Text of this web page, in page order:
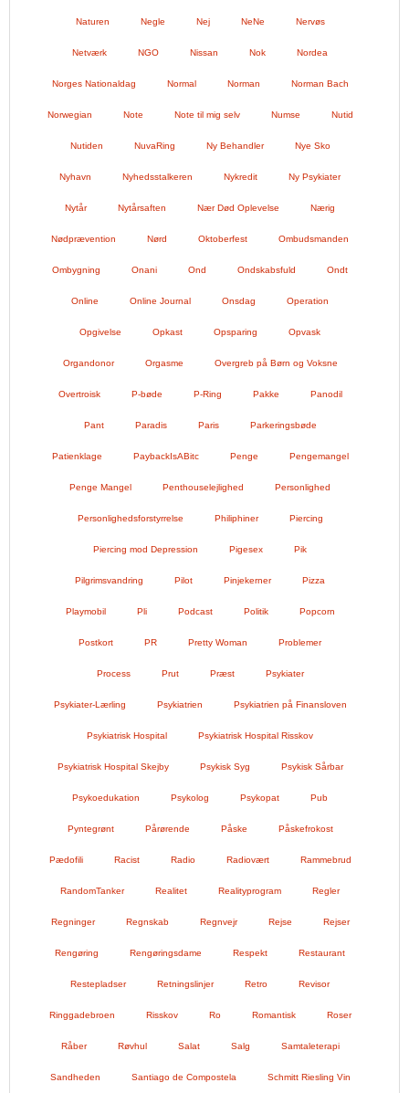
Naturen Negle Nej NeNe Nervøs
Netværk NGO Nissan Nok Nordea
Norges Nationaldag Normal Norman Norman Bach
Norwegian Note Note til mig selv Numse Nutid
Nutiden NuvaRing Ny Behandler Nye Sko
Nyhavn Nyhedsstalkeren Nykredit Ny Psykiater
Nytår Nytårsaften Nær Død Oplevelse Nærig
Nødprævention Nørd Oktoberfest Ombudsmanden
Ombygning Onani Ond Ondskabsfuld Ondt
Online Online Journal Onsdag Operation
Opgivelse Opkast Opsparing Opvask
Organdonor Orgasme Overgreb på Børn og Voksne
Overtroisk P-bøde P-Ring Pakke Panodil
Pant Paradis Paris Parkeringsbøde
Patienklage PaybackIsABitc Penge Pengemangel
Penge Mangel Penthouselejlighed Personlighed
Personlighedsforstyrrelse Philiphiner Piercing
Piercing mod Depression Pigesex Pik
Pilgrimsvandring Pilot Pinjekerner Pizza
Playmobil Pli Podcast Politik Popcorn
Postkort PR Pretty Woman Problemer
Process Prut Præst Psykiater
Psykiater-Lærling Psykiatrien Psykiatrien på Finansloven
Psykiatrisk Hospital Psykiatrisk Hospital Risskov
Psykiatrisk Hospital Skejby Psykisk Syg Psykisk Sårbar
Psykoedukation Psykolog Psykopat Pub
Pyntegrønt Pårørende Påske Påskefrokost
Pædofili Racist Radio Radiovært Rammebrud
RandomTanker Realitet Realityprogram Regler
Regninger Regnskab Regnvejr Rejse Rejser
Rengøring Rengøringsdame Respekt Restaurant
Restepladser Retningslinjer Retro Revisor
Ringgadebroen Risskov Ro Romantisk Roser
Råber Røvhul Salat Salg Samtaleterapi
Sandheden Santiago de Compostela Schmitt Riesling Vin